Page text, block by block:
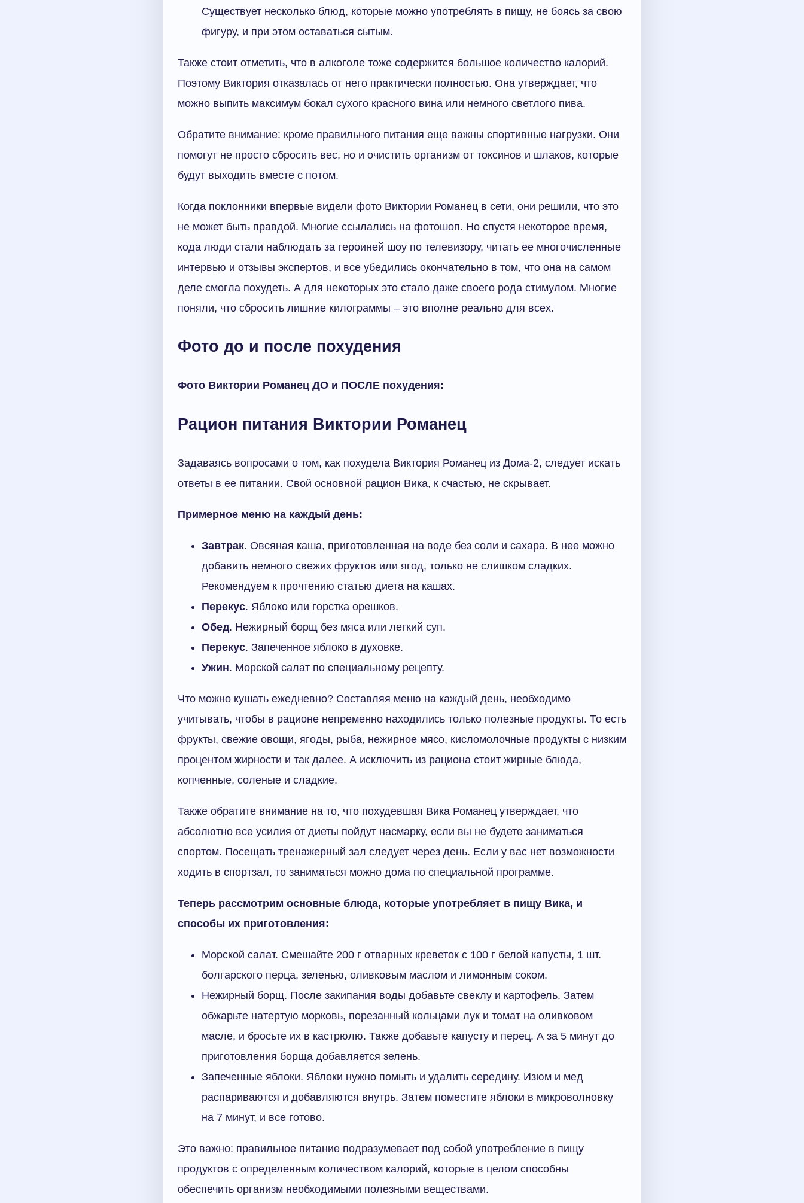
Существует несколько блюд, которые можно употреблять в пищу, не боясь за свою
фигуру, и при этом оставаться сытым.
Также стоит отметить, что в алкоголе тоже содержится большое количество калорий.
Поэтому Виктория отказалась от него практически полностью. Она утверждает, что
можно выпить максимум бокал сухого красного вина или немного светлого пива.
Обратите внимание: кроме правильного питания еще важны спортивные нагрузки. Они
помогут не просто сбросить вес, но и очистить организм от токсинов и шлаков, которые
будут выходить вместе с потом.
Когда поклонники впервые видели фото Виктории Романец в сети, они решили, что это
не может быть правдой. Многие ссылались на фотошоп. Но спустя некоторое время,
кода люди стали наблюдать за героиней шоу по телевизору, читать ее многочисленные
интервью и отзывы экспертов, и все убедились окончательно в том, что она на самом
деле смогла похудеть. А для некоторых это стало даже своего рода стимулом. Многие
поняли, что сбросить лишние килограммы – это вполне реально для всех.
Фото до и после похудения
Фото Виктории Романец ДО и ПОСЛЕ похудения:
Рацион питания Виктории Романец
Задаваясь вопросами о том, как похудела Виктория Романец из Дома-2, следует искать
ответы в ее питании. Свой основной рацион Вика, к счастью, не скрывает.
Примерное меню на каждый день:
Завтрак. Овсяная каша, приготовленная на воде без соли и сахара. В нее можно
добавить немного свежих фруктов или ягод, только не слишком сладких.
Рекомендуем к прочтению статью диета на кашах.
Перекус. Яблоко или горстка орешков.
Обед. Нежирный борщ без мяса или легкий суп.
Перекус. Запеченное яблоко в духовке.
Ужин. Морской салат по специальному рецепту.
Что можно кушать ежедневно? Составляя меню на каждый день, необходимо
учитывать, чтобы в рационе непременно находились только полезные продукты. То есть
фрукты, свежие овощи, ягоды, рыба, нежирное мясо, кисломолочные продукты с низким
процентом жирности и так далее. А исключить из рациона стоит жирные блюда,
копченные, соленые и сладкие.
Также обратите внимание на то, что похудевшая Вика Романец утверждает, что
абсолютно все усилия от диеты пойдут насмарку, если вы не будете заниматься
спортом. Посещать тренажерный зал следует через день. Если у вас нет возможности
ходить в спортзал, то заниматься можно дома по специальной программе.
Теперь рассмотрим основные блюда, которые употребляет в пищу Вика, и
способы их приготовления:
Морской салат. Смешайте 200 г отварных креветок с 100 г белой капусты, 1 шт.
болгарского перца, зеленью, оливковым маслом и лимонным соком.
Нежирный борщ. После закипания воды добавьте свеклу и картофель. Затем
обжарьте натертую морковь, порезанный кольцами лук и томат на оливковом
масле, и бросьте их в кастрюлю. Также добавьте капусту и перец. А за 5 минут до
приготовления борща добавляется зелень.
Запеченные яблоки. Яблоки нужно помыть и удалить середину. Изюм и мед
распариваются и добавляются внутрь. Затем поместите яблоки в микроволновку
на 7 минут, и все готово.
Это важно: правильное питание подразумевает под собой употребление в пищу
продуктов с определенным количеством калорий, которые в целом способны
обеспечить организм необходимыми полезными веществами.